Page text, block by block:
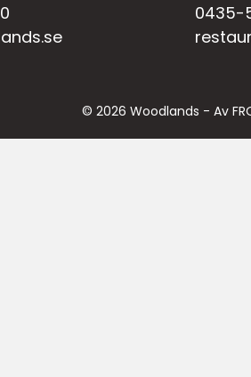
0435-
© 2026 Woodlands - Av